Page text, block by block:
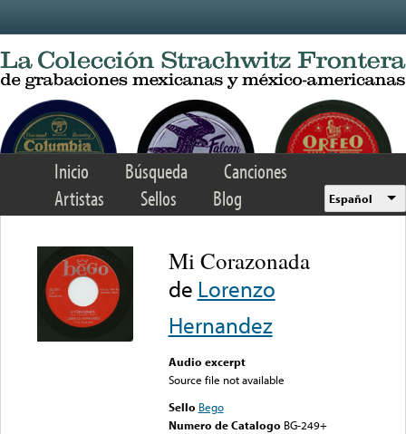
Inicio Búsqueda
Canciones
Artistas
Sellos Blog Español
Mi Corazonada
de Lorenzo
Hernandez
Audio excerpt
Source file not available
Sello Bego
Numero de Catalogo BG-249+